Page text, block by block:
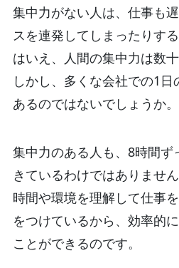
集中力がない人は、仕事も
スを連発してしまったりす
はいえ、人間の集中力は数
しかし、多くな会社での1
あるのではないでしょうか。
集中力のある人も、8時間
きているわけではありませ
時間や環境を理解して仕事
をつけているから、効率的
ことができるのです。